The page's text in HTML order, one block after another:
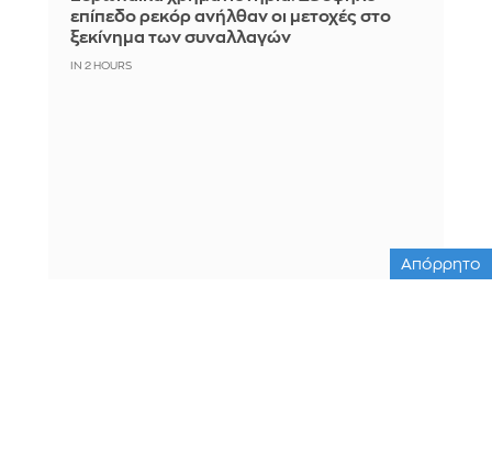
επίπεδο ρεκόρ ανήλθαν οι μετοχές στο
ξεκίνημα των συναλλαγών
IN 2 HOURS
Απόρρητο